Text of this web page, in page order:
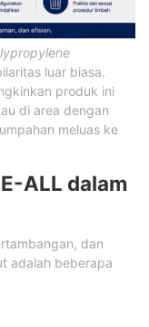
luar biasa.
produk ini
di area dengan
meluas ke
ALL dalam
dan
adalah beberapa